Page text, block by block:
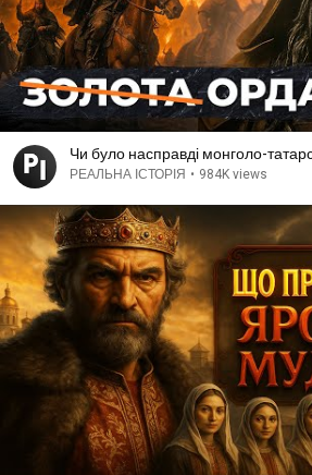
Чи було насправді монголо-
РЕАЛЬНА ІСТОРІЯ • 984K views